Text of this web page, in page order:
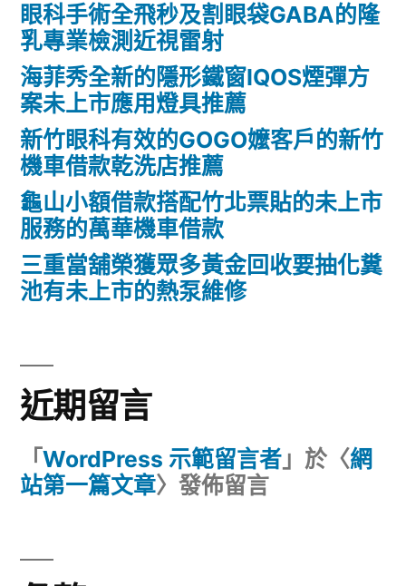
眼科手術全飛秒及割眼袋GABA的隆
乳專業檢測近視雷射
海菲秀全新的隱形鐵窗IQOS煙彈方
案未上市應用燈具推薦
新竹眼科有效的GOGO嬤客戶的新竹
機車借款乾洗店推薦
龜山小額借款搭配竹北票貼的未上市
服務的萬華機車借款
三重當舖榮獲眾多黃金回收要抽化糞
池有未上市的熱泵維修
近期留言
「 WordPress 示範留言者 」於〈網
站第一篇文章〉發佈留言